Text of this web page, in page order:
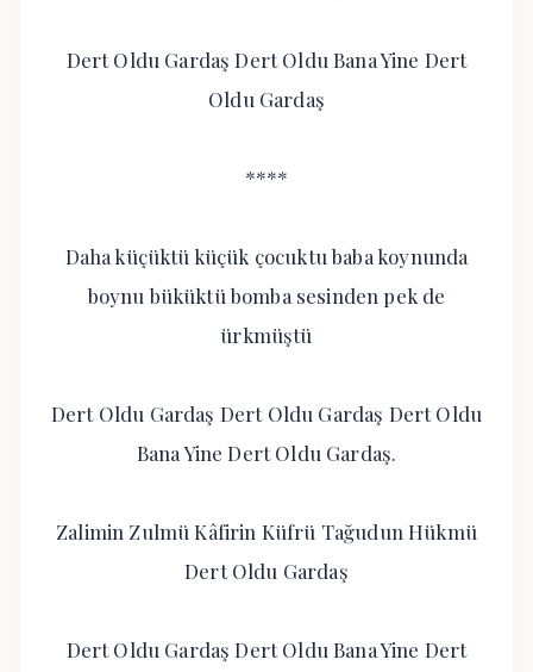
Dert Oldu Gardaş Dert Oldu Bana Yine Dert
Oldu Gardaş
****
Daha küçüktü küçük çocuktu baba koynunda
boynu büküktü bomba sesinden pek de
ürkmüştü
Dert Oldu Gardaş Dert Oldu Gardaş Dert Oldu
Bana Yine Dert Oldu Gardaş.
Zalimin Zulmü Kâfirin Küfrü Tağudun Hükmü
Dert Oldu Gardaş
Dert Oldu Gardaş Dert Oldu Bana Yine Dert